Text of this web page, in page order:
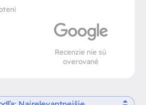
Recenzie nie sú
overované